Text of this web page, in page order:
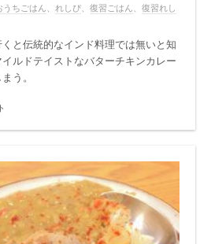
うちごはん、 れしぴ、 復習ごはん、 復習れし
と伝統的なインド料理では無いと知
ルドテイストなバターチキンカレー
う。